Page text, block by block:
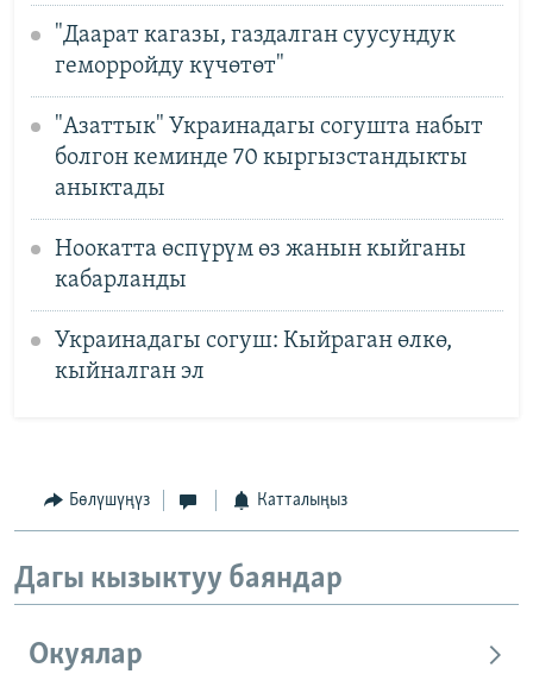
"Даарат кагазы, газдалган суусундук
геморройду күчөтөт"
"Азаттык" Украинадагы согушта набыт
болгон кеминде 70 кыргызстандыкты
аныктады
Ноокатта өспүрүм өз жанын кыйганы
кабарланды
Украинадагы согуш: Кыйраган өлкө,
кыйналган эл
Бөлүшүңүз Катталыңыз
Дагы кызыктуу баяндар
Окуялар